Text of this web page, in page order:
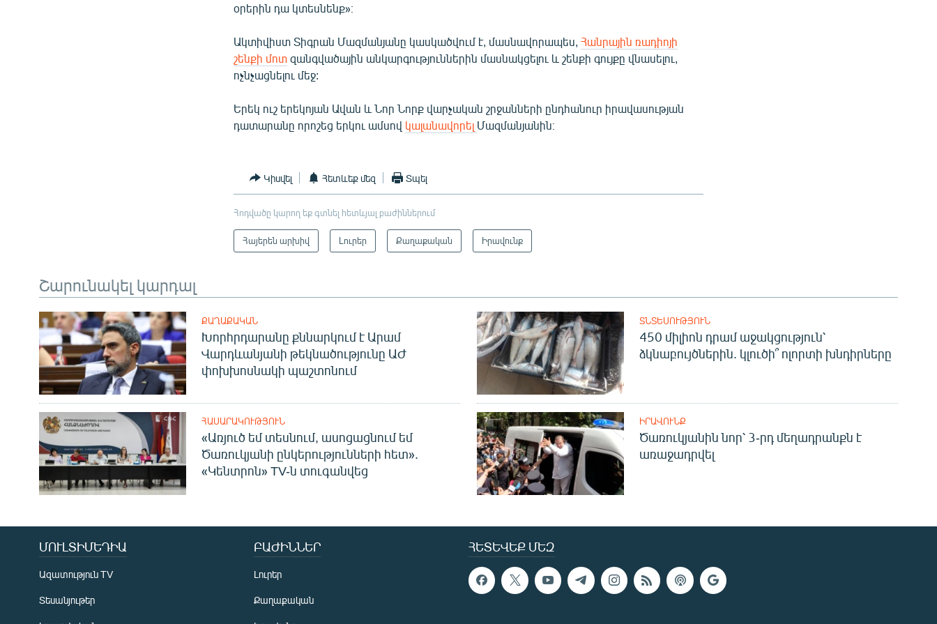
օրերին դա կտեսնենք»։
Ակտիվիստ Տիգրան Մազմանյանը կասկածվում է, մասնավորապես,Հանրային ռադիոյի
շենքի մոտ զանգվածային անկարգություններին մասնակցելու և շենքի գույքը վնասելու,
ոչնչացնելու մեջ:
Երեկ ուշ երեկոյան Ավան և Նոր Նորք վարչական շրջանների ընդհանուր իրավասության
դատարանը որոշեց երկու ամսով կալանավորել Մազմանյանին։
Կիսվել Հետևեք մեզ Տպել
Հոդվածը կարող եք գտնել հետևյալ բաժիններում
Հայերեն արխիվ Լուրեր Քաղաքական Իրավունք
Շարունակել կարդալ
ՔԱՂԱՔԱԿԱՆ
Խորհրդարանը քննարկում է Արամ
Վարդևանյանի թեկնածությունը ԱԺ
փոխխոսնակի պաշտոնում
ՏՆՏԵՍՈՒԹՅՈՒՆ
450 միլիոն դրամ աջակցություն՝
ձկնաբույծներին. կլուծի՞ ոլորտի խնդիրները
ՀԱՍԱՐԱԿՈՒԹՅՈՒՆ
«Առյուծ եմ տեսնում, ասոցացնում եմ
Ծառուկյանի ընկերությունների հետ».
«Կենտրոն» TV-ն տուգանվեց
ԻՐԱՎՈՒՆՔ
Ծառուկյանին նոր՝ 3-րդ մեղադրանքն է
առաջադրվել
ՀԵՏԵՎԵՔ ՄԵԶ
ՄՈՒԼՏԻՄԵԴԻԱ
Ազատություն TV
Տեսանյութեր
ԲԱԺԻՆՆԵՐ
Լուրեր
Քաղաքական